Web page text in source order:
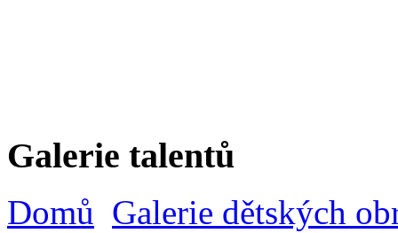
Galerie talentů
Domů Galerie dětských